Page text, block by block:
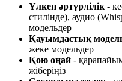
Үлкен әртүрлілік -
стилінде), аудио
модельдер
Қауымдастық
жеке модельдер
Қою оңай -
жіберіңіз